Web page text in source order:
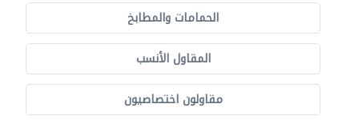
الحمامات والمطابخ
المقاول الأنسب
مقاولون اختصاصيون